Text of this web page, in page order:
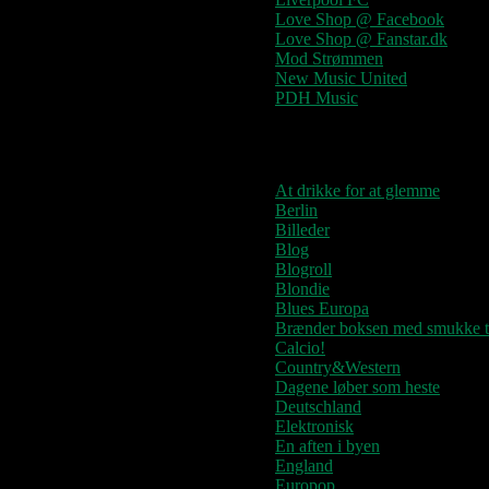
Love Shop @ Facebook
Love Shop @ Fanstar.dk
Mod Strømmen
New Music United
PDH Music
At drikke for at glemme
Berlin
Billeder
Blog
Blogroll
Blondie
Blues Europa
Brænder boksen med smukke
Calcio!
Country&Western
Dagene løber som heste
Deutschland
Elektronisk
En aften i byen
England
Europop